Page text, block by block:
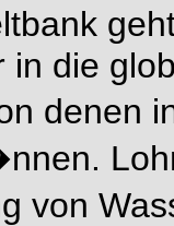
in die
denen
von